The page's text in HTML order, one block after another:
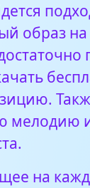
образ
мелодию
на